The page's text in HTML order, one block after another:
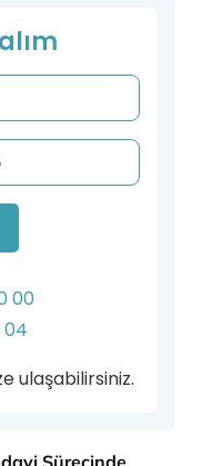
00
04
ulaşabilirsiniz.